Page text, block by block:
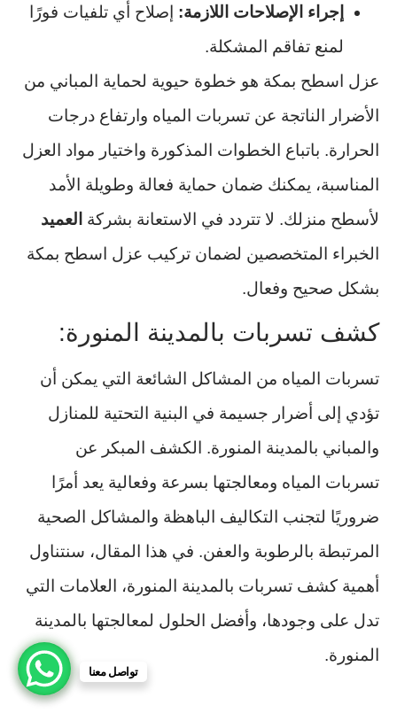
إجراء الإصلاحات اللازمة: إصلاح أي تلفيات فورًا
لمنع تفاقم المشكلة.
عزل اسطح بمكة هو خطوة حيوية لحماية المباني من
الأضرار الناتجة عن تسربات المياه وارتفاع درجات
الحرارة. باتباع الخطوات المذكورة واختيار مواد العزل
المناسبة، يمكنك ضمان حماية فعالة وطويلة الأمد
لأسطح منزلك. لا تتردد في الاستعانة بشركة العميد
الخبراء المتخصصين لضمان تركيب عزل اسطح بمكة
بشكل صحيح وفعال.
كشف تسربات بالمدينة المنورة:
تسربات المياه من المشاكل الشائعة التي يمكن أن
تؤدي إلى أضرار جسيمة في البنية التحتية للمنازل
والمباني بالمدينة المنورة. الكشف المبكر عن
تسربات المياه ومعالجتها بسرعة وفعالية يعد أمرًا
ضروريًا لتجنب التكاليف الباهظة والمشاكل الصحية
المرتبطة بالرطوبة والعفن. في هذا المقال، سنتناول
أهمية كشف تسربات بالمدينة المنورة، العلامات التي
تدل على وجودها، وأفضل الحلول لمعالجتها بالمدينة
المنورة.
تواصل معنا